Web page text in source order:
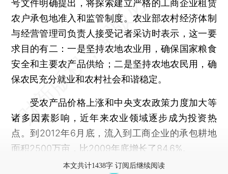
号文件明确提出，将探索建立严格的工商企业租赁
农户承包地准入和监管制度。农业部农村经济体制
与经营管理司负责人接受记者采访时表示，这一要
求目的有二：一是坚持农地农业用，确保国家粮食
安全和主要农产品供给；二是坚持农地农民用，确
保农民充分就业和农村社会和谐稳定。
受农产品价格上涨和中央支农政策力度加大等
诸多因素影响，近年来农业领域逐步成为投资热
点。到2012年6月底，流入到工商企业的承包耕地
面积2500万亩，比2009年底增长了84.6%。
本文共计1438字 订阅后继续阅读